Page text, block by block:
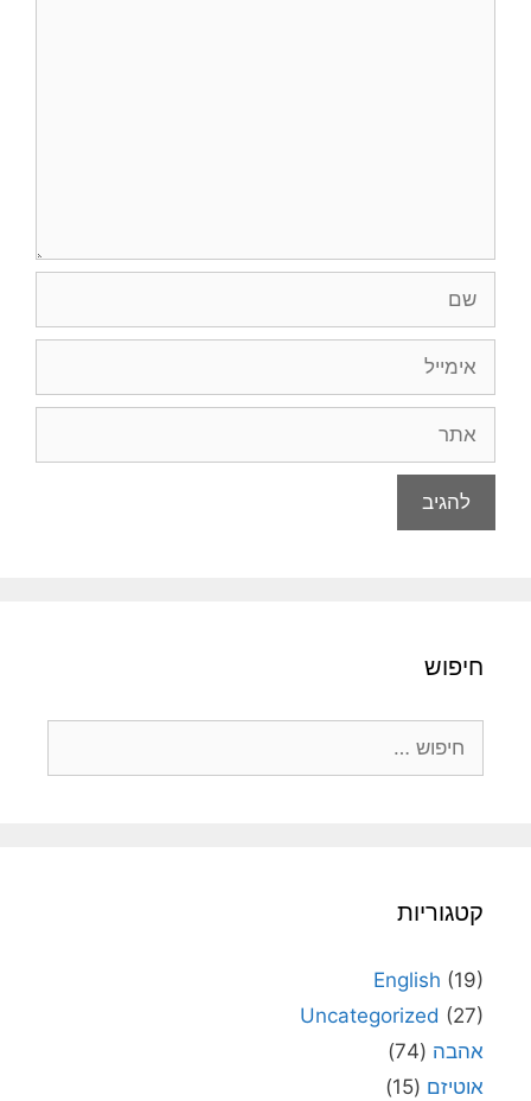
חיפוש
קטגוריות
English (19)
Uncategorized (27)
אהבה (74)
אוטיזם (15)